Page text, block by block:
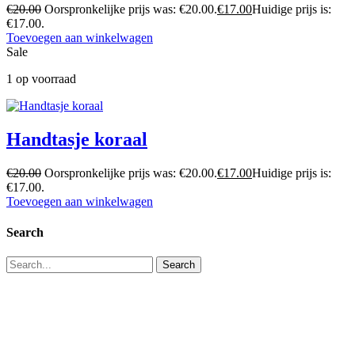
€20.00 Oorspronkelijke prijs was: €20.00.€17.00Huidige prijs is:
€17.00.
Toevoegen aan winkelwagen
Sale
1 op voorraad
Handtasje koraal
€20.00 Oorspronkelijke prijs was: €20.00.€17.00Huidige prijs is:
€17.00.
Toevoegen aan winkelwagen
Search
Search